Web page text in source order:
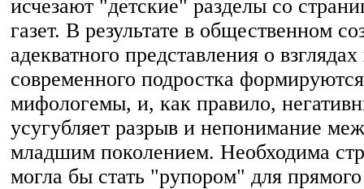
исчезают "детские" разделы со
газет. В результате в общественном
адекватного представления о
современного подростка
мифологемы, и, как правило,
усугубляет разрыв и непонимание
младшим поколением. Необходима
могла бы стать "рупором" для